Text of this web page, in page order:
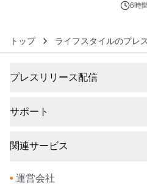
6時
トップ ライフスタイルのプレ
プレスリリース配信
サポート
関連サービス
• 運営会社